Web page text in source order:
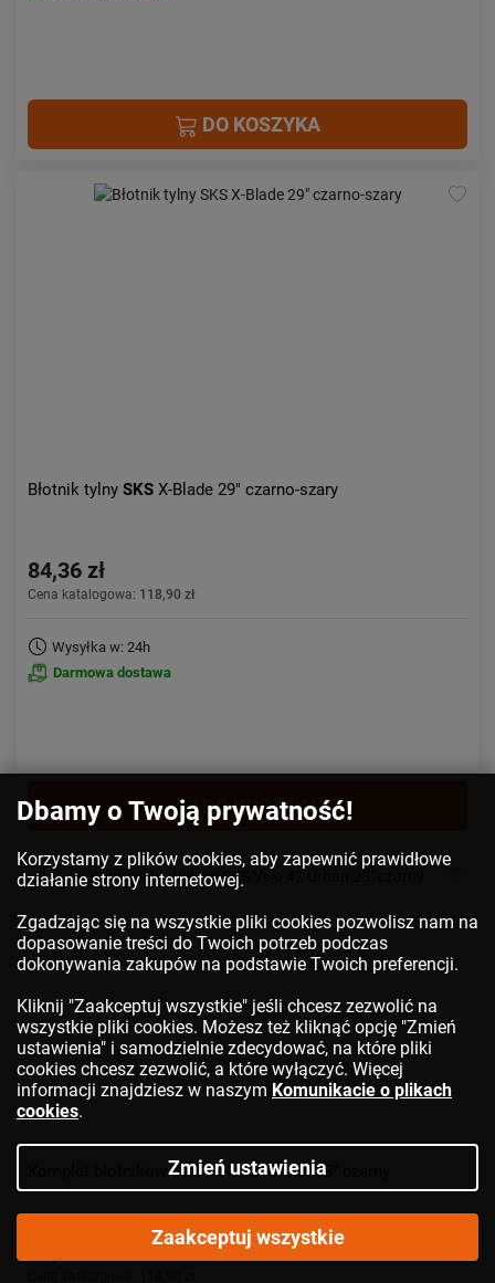
DO KOSZYKA
Błotnik tylny SKS X-Blade 29" czarno-szary
84,36 zł
Cena katalogowa: 118,90 zł
Wysyłka w: 24h
Darmowa dostawa
DO KOSZYKA
Komplet błotnikówSKSVelo 42 Urban 28" czarny
Dbamy o Twoją prywatność!
Korzystamy z plików cookies, aby zapewnić prawidłowe
działanie strony internetowej.
Zgadzając się na wszystkie pliki cookies pozwolisz nam na
dopasowanie treści do Twoich potrzeb podczas
dokonywania zakupów na podstawie Twoich preferencji.
Kliknij "Zaakceptuj wszystkie" jeśli chcesz zezwolić na
wszystkie pliki cookies. Możesz też kliknąć opcję "Zmień
ustawienia" i samodzielnie zdecydować, na które pliki
cookies chcesz zezwolić, a które wyłączyć. Więcej
informacji znajdziesz w naszym Komunikacie o plikach
cookies.
Zmień ustawienia
Zaakceptuj wszystkie